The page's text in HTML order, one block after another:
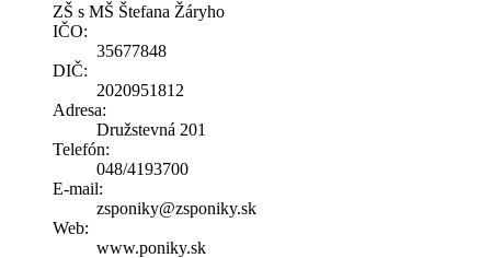
ZŠ s MŠ Štefana Žáryho
IČO:
35677848
DIČ:
2020951812
Adresa:
Družstevná 201
Telefón:
048/4193700
E-mail:
zsponiky@zsponiky.sk
Web:
www.poniky.sk